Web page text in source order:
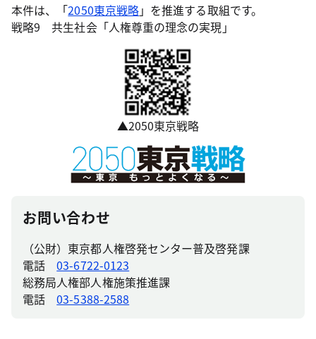
本件は、「2050東京戦略」を推進する取組です。
戦略9 共生社会「人権尊重の理念の実現」
▲2050東京戦略
お問い合わせ
（公財）東京都人権啓発センター普及啓発課
電話03-6722-0123
総務局人権部人権施策推進課
電話03-5388-2588